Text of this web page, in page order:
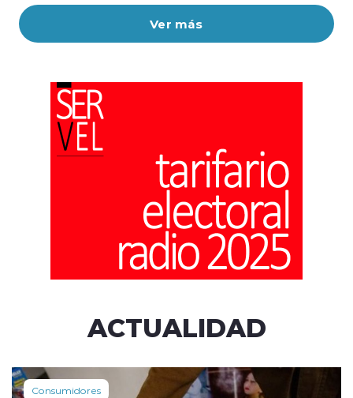
Ver más
ACTUALIDAD
Consumidores